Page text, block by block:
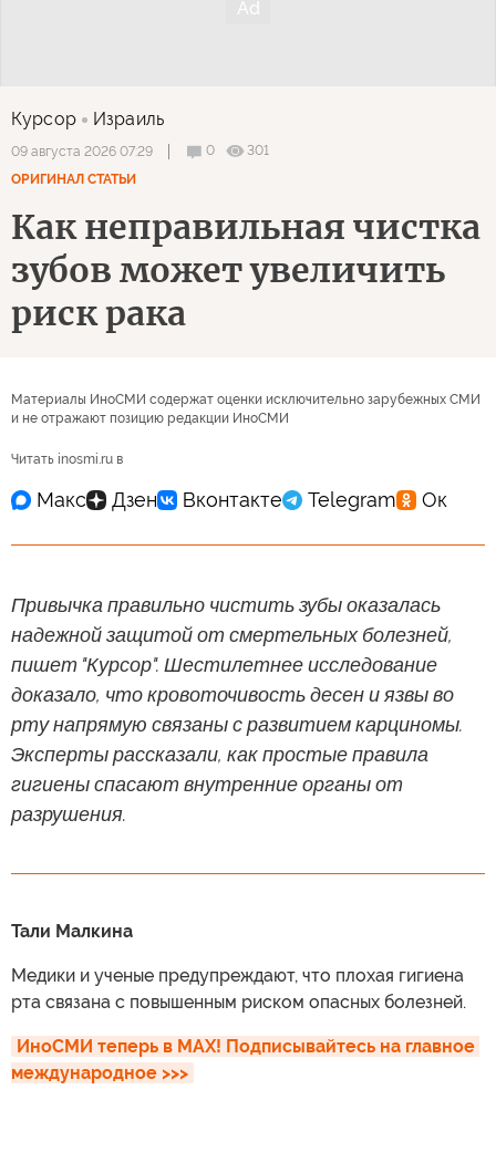
Курсор Израиль
09 августа 2026 07:29 0
301
ОРИГИНАЛ СТАТЬИ
Как неправильная чистка
зубов может увеличить
риск рака
Материалы ИноСМИ содержат оценки исключительно зарубежных СМИ
и не отражают позицию редакции ИноСМИ
Читать inosmi.ru в
Привычка правильно чистить зубы оказалась
надежной защитой от смертельных болезней,
пишет "Курсор". Шестилетнее исследование
доказало, что кровоточивость десен и язвы во
рту напрямую связаны с развитием карциномы.
Эксперты рассказали, как простые правила
гигиены спасают внутренние органы от
разрушения.
Тали Малкина
Медики и ученые предупреждают, что плохая гигиена
рта связана с повышенным риском опасных болезней.
ИноСМИ теперь в MAX! Подписывайтесь на главное
международное >>>